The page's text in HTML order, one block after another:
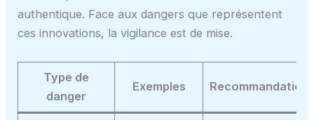
authentique. Face aux dangers que représentent
ces innovations, la vigilance est de mise.
Type de
danger
Exemples